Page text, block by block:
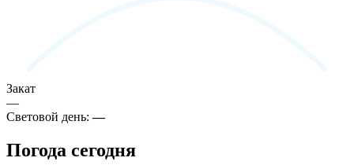
Закат
—
Световой день:—
Погода сегодня